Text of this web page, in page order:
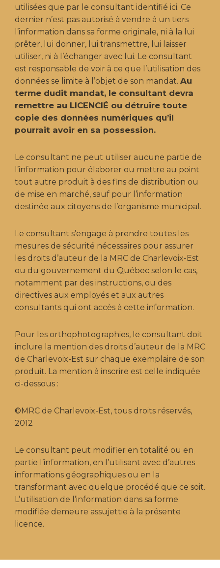
utilisées que par le consultant identifié ici. Ce
dernier n’est pas autorisé à vendre à un tiers
l’information dans sa forme originale, ni à la lui
prêter, lui donner, lui transmettre, lui laisser
utiliser, ni à l’échanger avec lui. Le consultant
est responsable de voir à ce que l’utilisation des
données se limite à l’objet de son mandat. Au
terme dudit mandat, le consultant devra
remettre au LICENCIÉ ou détruire toute
copie des données numériques qu’il
pourrait avoir en sa possession.
Le consultant ne peut utiliser aucune partie de
l’information pour élaborer ou mettre au point
tout autre produit à des fins de distribution ou
de mise en marché, sauf pour l’information
destinée aux citoyens de l’organisme municipal.
Le consultant s’engage à prendre toutes les
mesures de sécurité nécessaires pour assurer
les droits d’auteur de la MRC de Charlevoix-Est
ou du gouvernement du Québec selon le cas,
notamment par des instructions, ou des
directives aux employés et aux autres
consultants qui ont accès à cette information.
Pour les orthophotographies, le consultant doit
inclure la mention des droits d’auteur de la MRC
de Charlevoix-Est sur chaque exemplaire de son
produit. La mention à inscrire est celle indiquée
ci-dessous :
©MRC de Charlevoix-Est, tous droits réservés,
2012
Le consultant peut modifier en totalité ou en
partie l’information, en l’utilisant avec d’autres
informations géographiques ou en la
transformant avec quelque procédé que ce soit.
L’utilisation de l’information dans sa forme
modifiée demeure assujettie à la présente
licence.